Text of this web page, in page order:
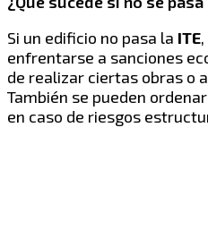
Si un edificio no pasa la ITE
enfrentarse a sanciones
de realizar ciertas obras o
También se pueden
en caso de riesgos